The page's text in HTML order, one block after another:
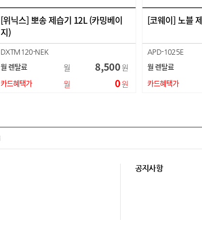
[위닉스] 뽀송 제습기 12L (카밍베이
지)
DXTM120-NEK
월 렌탈료 월 8,500원
카드혜택가 월 0원
[코웨이] 노블
APD-1025E
월 렌탈료
카드혜택가
공지사항